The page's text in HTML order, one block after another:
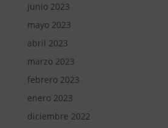
junio 2023
mayo 2023
abril 2023
marzo 2023
febrero 2023
enero 2023
diciembre 2022